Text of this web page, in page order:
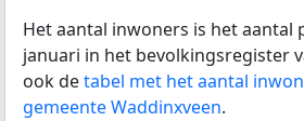
Het aantal inwoners is het aantal
januari in het bevolkingsregister
ook detabel met het aantal
gemeente Waddinxveen.